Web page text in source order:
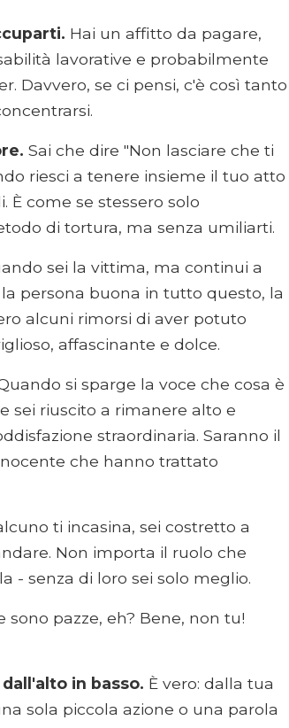
Hai un affitto da pagare,
lavorative e probabilmente
Davvero, se ci pensi, c'è così tanto
Sai che dire "Non lasciare che ti
riesci a tenere insieme il tuo atto
È come se stessero solo
di tortura, ma senza umiliarti.
sei la vittima, ma continui a
persona buona in tutto questo, la
alcuni rimorsi di aver potuto
affascinante e dolce.
si sparge la voce che cosa è
sei riuscito a rimanere alto e
straordinaria. Saranno il
che hanno trattato
ti incasina, sei costretto a
Non importa il ruolo che
- senza di loro sei solo meglio.
sono pazze, eh? Bene, non tu!
in basso. È vero: dalla tua
sola piccola azione o una parola